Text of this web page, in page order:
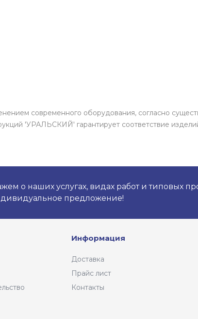
современного оборудования, согласно
'УРАЛЬСКИЙ' гарантирует соответствие
о наших услугах, видах работ и типовых
предложение!
Информация
Доставка
Прайс лист
Контакты